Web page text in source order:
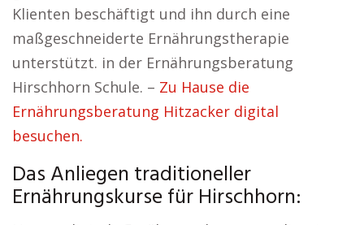
Klienten beschäftigt und ihn durch eine
maßgeschneiderte Ernährungstherapie
unterstützt. in der Ernährungsberatung
Hirschhorn Schule. – Zu Hause die
Ernährungsberatung Hitzacker digital
besuchen.
Das Anliegen traditioneller
Ernährungskurse für Hirschhorn: